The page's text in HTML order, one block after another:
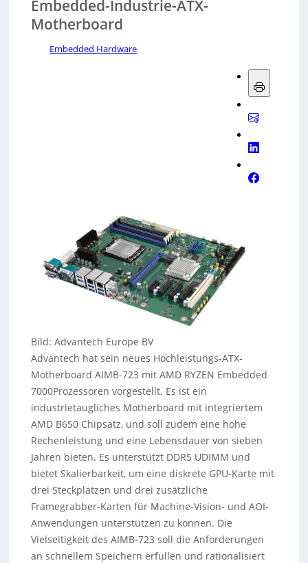
Embedded-Industrie-ATX-
Motherboard
Embedded Hardware
Bild: Advantech Europe BV
Advantech hat sein neues Hochleistungs-ATX-
Motherboard AIMB-723 mit AMD RYZEN Embedded
7000Prozessoren vorgestellt. Es ist ein
industrietaugliches Motherboard mit integriertem
AMD B650 Chipsatz, und soll zudem eine hohe
Rechenleistung und eine Lebensdauer von sieben
Jahren bieten. Es unterstützt DDR5 UDIMM und
bietet Skalierbarkeit, um eine diskrete GPU-Karte mit
drei Steckplätzen und drei zusätzliche
Framegrabber-Karten für Machine-Vision- und AOI-
Anwendungen unterstützen zu können. Die
Vielseitigkeit des AIMB-723 soll die Anforderungen
an schnellem Speichern erfüllen und rationalisiert